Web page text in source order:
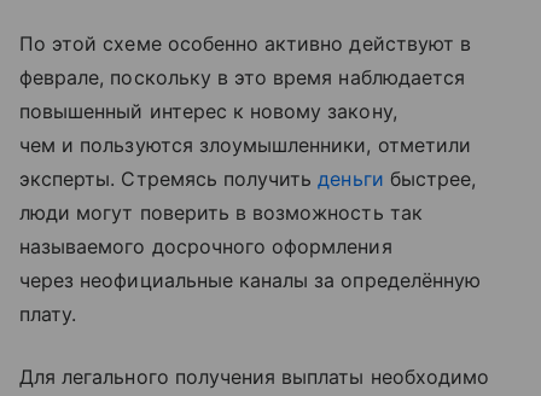
По этой схеме особенно активно действуют в
феврале, поскольку в это время наблюдается
повышенный интерес к новому закону,
чем и пользуются злоумышленники, отметили
эксперты. Стремясь получитьденьги быстрее,
люди могут поверить в возможность так
называемого досрочного оформления
через неофициальные каналы за определённую
плату.
Для легального получения выплаты необходимо